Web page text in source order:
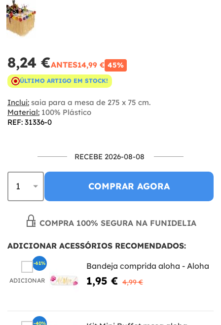
8,24 €ANTES14,99 € 45%
ÚLTIMO ARTIGO EM STOCK!
Inclui: saia para a mesa de 275 x 75 cm.
Material: 100% Plástico
REF: 31336-0
RECEBE 2026-08-08
COMPRAR AGORA
COMPRA 100% SEGURA NA FUNIDELIA
ADICIONAR ACESSÓRIOS RECOMENDADOS:
ADICIONAR
Bandeja comprida aloha - Aloha
1,95 € 4,99 €
-61%
-40%